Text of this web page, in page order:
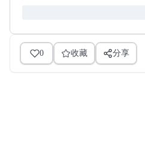
0 收藏 分享